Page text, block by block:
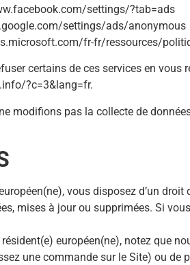
settings/?tab=ads
settings/ads/anonymous
fr-fr/ressources/
certains de ces services en
?c=3&lang=fr.
modifions pas la collecte de
vous disposez d’un
mises à jour ou supprimées. Si
résident(e) européen(ne), notez que
une commande sur le Site) ou